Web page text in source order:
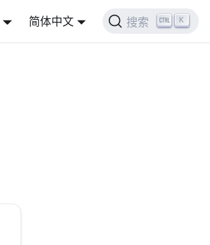
简体中文 搜索 K